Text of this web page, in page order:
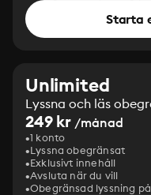
Starta
Unlimited
Lyssna och läs
249 kr /månad
1 konto
Lyssna obegränsat
Exklusivt innehåll
Avsluta när du vill
Obegränsad lyssning